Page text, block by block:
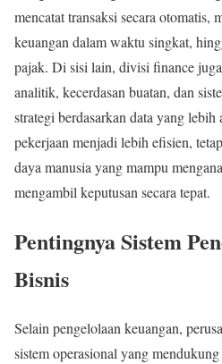
mencatat transaksi secara otomatis,
keuangan dalam waktu singkat,
pajak. Di sisi lain, divisi finance
analitik, kecerdasan buatan, dan
strategi berdasarkan data yang
pekerjaan menjadi lebih efisien,
daya manusia yang mampu
mengambil keputusan secara tepat.
Pentingnya Sistem
Bisnis
Selain pengelolaan keuangan,
sistem operasional yang